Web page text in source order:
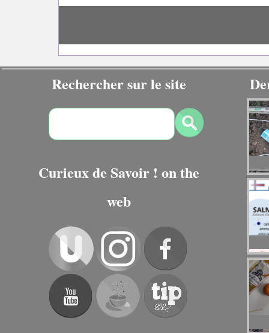
Rechercher sur le site
Curieux de Savoir ! on the
web